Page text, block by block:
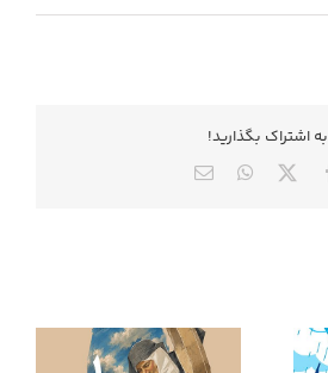
به اشتراك بگذاريد!
Facebook
X
WhatsApp
ایمیل